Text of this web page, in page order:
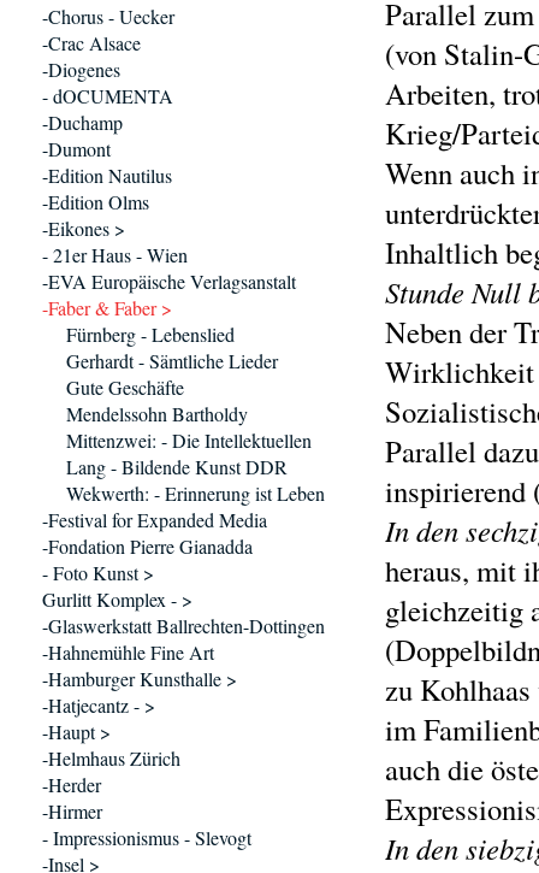
Parallel
(von Stalin-
Arbeiten,
Krieg/
Wenn auch
Inhaltlich
Stunde Null
Neben der
Wirklichkeit
Parallel
inspirierend
In den
heraus, mit
gleichzeitig
zu
im
auch die
In den
-Chorus - Uecker
-Crac Alsace
-Diogenes
- dOCUMENTA
-Duchamp
-Dumont
-Edition Nautilus
-Edition Olms
-Eikones >
- 21er Haus - Wien
-EVA Europäische Verlagsanstalt
-Faber & Faber >
Fürnberg - Lebenslied
Gerhardt - Sämtliche Lieder
Gute Geschäfte
Mendelssohn Bartholdy
Mittenzwei: - Die Intellektuellen
Lang - Bildende Kunst DDR
Wekwerth: - Erinnerung ist Leben
-Festival for Expanded Media
-Fondation Pierre Gianadda
- Foto Kunst >
Gurlitt Komplex - >
-Glaswerkstatt Ballrechten-Dottingen
-Hahnemühle Fine Art
-Hamburger Kunsthalle >
-Hatjecantz - >
-Haupt >
-Helmhaus Zürich
-Herder
-Hirmer
- Impressionismus - Slevogt
-Insel >